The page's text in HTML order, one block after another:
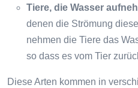
Tiere, die Wasser
denen die Strömung
nehmen die Tiere das
so dass es vom Tier
Diese Arten kommen in